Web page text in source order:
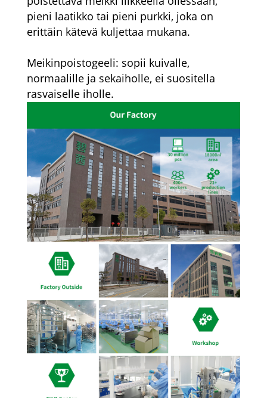
pieni laatikko tai pieni purkki, joka on
erittäin kätevä kuljettaa mukana.
Meikinpoistogeeli: sopii kuivalle,
normaalille ja sekaiholle, ei suositella
rasvaiselle iholle.